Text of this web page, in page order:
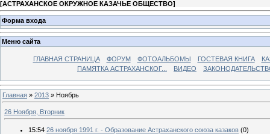
[АСТРАХАНСКОЕ ОКРУЖНОЕ КАЗАЧЬЕ ОБЩЕСТВО]
Форма входа
Меню сайта
ГЛАВНАЯ СТРАНИЦА ФОРУМ ФОТОАЛЬБОМЫ ГОСТЕВАЯ КНИГА
ПАМЯТКА АСТРАХАНСКОГ...
ВИДЕО
Главная » 2013 » Ноябрь
26 Ноября, Вторник
15:54 26 ноября 1991 г. - Образование Астраханского союза казаков (0)